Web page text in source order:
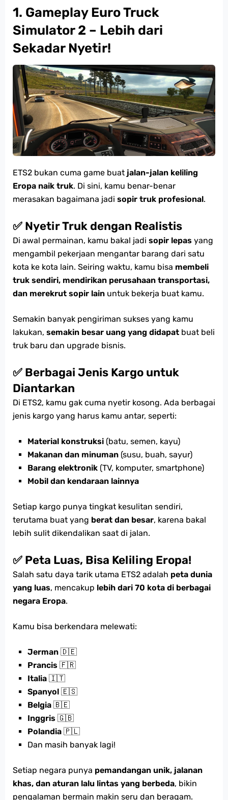
1. Gameplay Euro Truck
Simulator 2 – Lebih dari
Sekadar Nyetir!
ETS2 bukan cuma game buat jalan-jalan keliling
Eropa naik truk. Di sini, kamu benar-benar
merasakan bagaimana jadi sopir truk profesional.
✅ Nyetir Truk dengan Realistis
Di awal permainan, kamu bakal jadi sopir lepas yang
mengambil pekerjaan mengantar barang dari satu
kota ke kota lain. Seiring waktu, kamu bisa membeli
truk sendiri, mendirikan perusahaan transportasi,
dan merekrut sopir lain untuk bekerja buat kamu.
Semakin banyak pengiriman sukses yang kamu
lakukan, semakin besar uang yang didapat buat beli
truk baru dan upgrade bisnis.
✅ Berbagai Jenis Kargo untuk
Diantarkan
Di ETS2, kamu gak cuma nyetir kosong. Ada berbagai
jenis kargo yang harus kamu antar, seperti:
Material konstruksi (batu, semen, kayu)
Makanan dan minuman (susu, buah, sayur)
Barang elektronik (TV, komputer, smartphone)
Mobil dan kendaraan lainnya
Setiap kargo punya tingkat kesulitan sendiri,
terutama buat yang berat dan besar, karena bakal
lebih sulit dikendalikan saat di jalan.
✅ Peta Luas, Bisa Keliling Eropa!
Salah satu daya tarik utama ETS2 adalah peta dunia
yang luas, mencakup lebih dari 70 kota di berbagai
negara Eropa.
Kamu bisa berkendara melewati:
Jerman 🇩🇪
Prancis 🇫🇷
Italia 🇮🇹
Spanyol 🇪🇸
Belgia 🇧🇪
Inggris 🇬🇧
Polandia 🇵🇱
Dan masih banyak lagi!
Setiap negara punya pemandangan unik, jalanan
khas, dan aturan lalu lintas yang berbeda, bikin
pengalaman bermain makin seru dan beragam.